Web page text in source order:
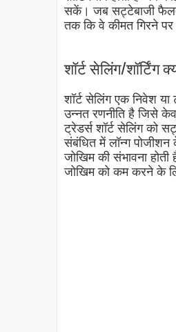
सकें। जब सट्टेबाजी
तक कि वे कीमत गिरने पर
शॉर्ट सेलिंग/शॉर्टिंग
शॉर्ट सेलिंग एक निवेश या
उन्नत रणनीति है जिसे
ट्रेडर्स शॉर्ट सेलिंग को
संबंधित में लॉन्ग
जोखिम की संभावना
जोखिम को कम करने के